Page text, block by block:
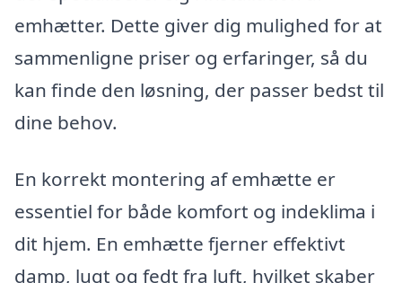
emhætter. Dette giver dig mulighed for at
sammenligne priser og erfaringer, så du
kan finde den løsning, der passer bedst til
dine behov.
En korrekt montering af emhætte er
essentiel for både komfort og indeklima i
dit hjem. En emhætte fjerner effektivt
damp, lugt og fedt fra luft, hvilket skaber